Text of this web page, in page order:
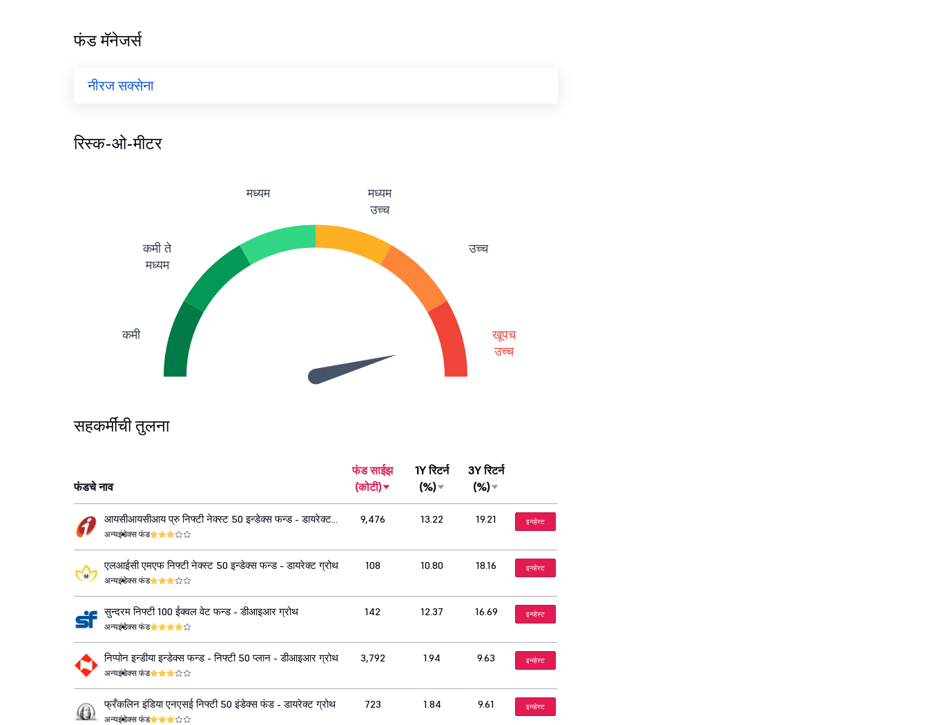
फंड मॅनेजर्स
नीरज सक्सेना
रिस्क-ओ-मीटर
कमी
कमी ते
मध्यम
मध्यम
मध्यम
उच्च
उच्च
खूपच
उच्च
सहकर्मींची तुलना
फंडचे नाव
फंड साईझ
(कोटी)
1Y रिटर्न
(%)
3Y रिटर्न
(%)
आयसीआयसीआय प्रु निफ्टी नेक्स्ट 50 इन्डेक्स फन्ड - डायरेक्ट
ग्रोथ
अन्यइंडेक्स फंड
9,476 13.22 19.21 इन्व्हेस्ट
एलआईसी एमएफ निफ्टी नेक्स्ट 50 इन्डेक्स फन्ड - डायरेक्ट ग्रोथ
अन्यइंडेक्स फंड
108 10.80 18.16 इन्व्हेस्ट
सुन्दरम निफ्टी 100 ईक्वल वेट फन्ड - डीआइआर ग्रोथ
अन्यइंडेक्स फंड
142 12.37 16.69 इन्व्हेस्ट
निप्पोन इन्डीया इन्डेक्स फन्ड - निफ्टी 50 प्लान - डीआइआर ग्रोथ
अन्यइंडेक्स फंड
3,792 1.94 9.63 इन्व्हेस्ट
फ्रँकलिन इंडिया एनएसई निफ्टी 50 इंडेक्स फंड - डायरेक्ट ग्रोथ
अन्यइंडेक्स फंड
723 1.84 9.61 इन्व्हेस्ट